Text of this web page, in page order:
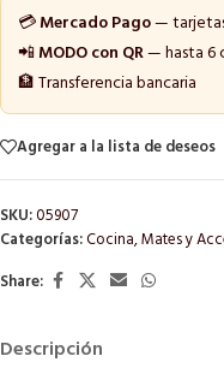
💳Mercado Pago—
📲MODO con QR— hasta 6
🏦 Transferencia bancaria
Agregar a la lista de deseos
SKU:05907
Categorías:Cocina,Mates y
Share:
Descripción